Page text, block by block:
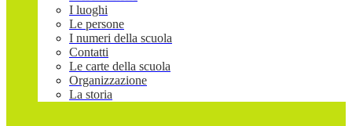
I luoghi
Le persone
I numeri della scuola
Contatti
Le carte della scuola
Organizzazione
La storia